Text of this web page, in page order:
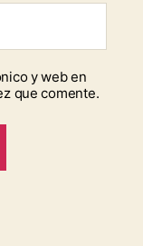
y web en
que comente.